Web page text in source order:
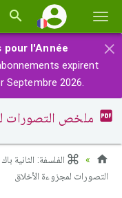
la×
pour l'Année
expirent
Septembre 2026.
ملخص التصورات
الفلسفة: الثانية
التصورات لمجزوءة الأخلاق